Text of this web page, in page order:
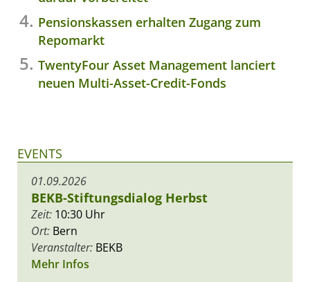
Pensionskassen erhalten Zugang zum
Repomarkt
TwentyFour Asset Management lanciert
neuen Multi-Asset-Credit-Fonds
EVENTS
01.09.2026
BEKB-Stiftungsdialog Herbst
Zeit: 10:30 Uhr
Ort: Bern
Veranstalter: BEKB
Mehr Infos